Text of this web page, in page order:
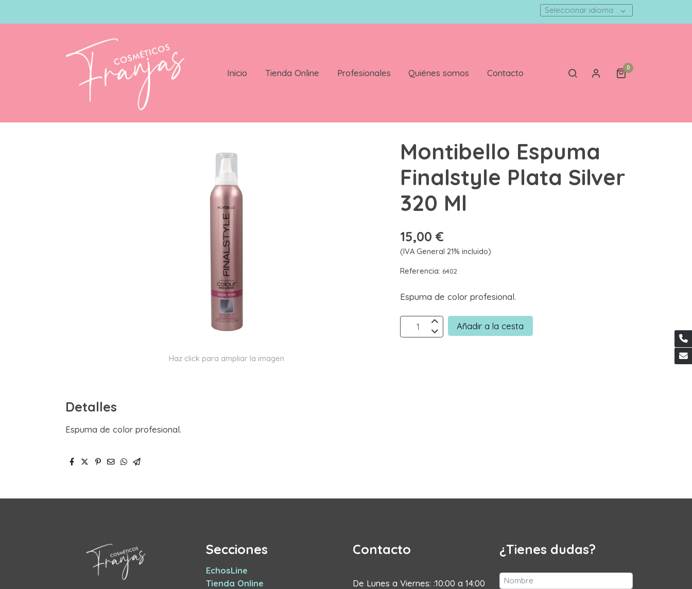
Seleccionar idioma
Inicio Tienda Online Profesionales Quiénes somos Contacto 0
Montibello Espuma Finalstyle Plata Silver 320 Ml
Haz click para ampliar la imagen
Detalles
Espuma de color profesional.
Montibello Espuma
Finalstyle Plata Silver
320 Ml
15,00 €
(IVA General 21% incluido)
Referencia: 6402
Espuma de color profesional.
Añadir a la cesta
Secciones
EchosLine
Tienda Online
Contacto
De Lunes a Viernes: :10:00 a 14:00
¿Tienes dudas?